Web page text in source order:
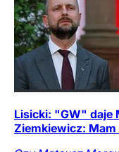
Lisicki: "GW" daje
Ziemkiewicz: Mam